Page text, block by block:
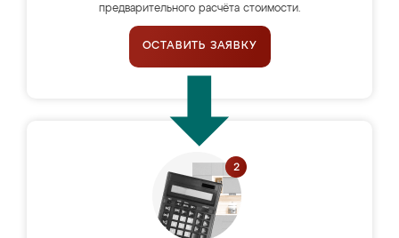
предварительного расчёта стоимости.
ОСТАВИТЬ ЗАЯВКУ